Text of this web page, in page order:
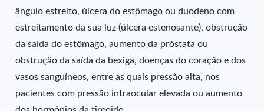
ângulo estreito, úlcera do estômago ou duodeno com
estreitamento da sua luz (úlcera estenosante), obstrução
da saída do estômago, aumento da próstata ou
obstrução da saída da bexiga, doenças do coração e dos
vasos sanguíneos, entre as quais pressão alta, nos
pacientes com pressão intraocular elevada ou aumento